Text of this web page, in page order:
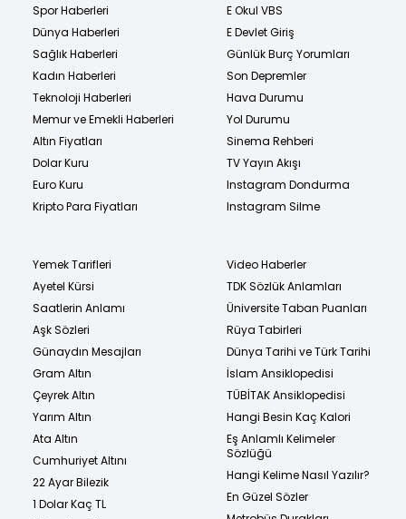
Spor Haberleri
Dünya Haberleri
Sağlık Haberleri
Kadın Haberleri
Teknoloji Haberleri
Memur ve Emekli Haberleri
Altın Fiyatları
Dolar Kuru
Euro Kuru
Kripto Para Fiyatları
E Okul VBS
E Devlet Giriş
Günlük Burç Yorumları
Son Depremler
Hava Durumu
Yol Durumu
Sinema Rehberi
TV Yayın Akışı
Instagram Dondurma
Instagram Silme
Yemek Tarifleri
Ayetel Kürsi
Saatlerin Anlamı
Aşk Sözleri
Günaydın Mesajları
Gram Altın
Çeyrek Altın
Yarım Altın
Ata Altın
Cumhuriyet Altını
22 Ayar Bilezik
1 Dolar Kaç TL
Video Haberler
TDK Sözlük Anlamları
Üniversite Taban Puanları
Rüya Tabirleri
Dünya Tarihi ve Türk Tarihi
İslam Ansiklopedisi
TÜBİTAK Ansiklopedisi
Hangi Besin Kaç Kalori
Eş Anlamlı Kelimeler
Sözlüğü
Hangi Kelime Nasıl Yazılır?
En Güzel Sözler